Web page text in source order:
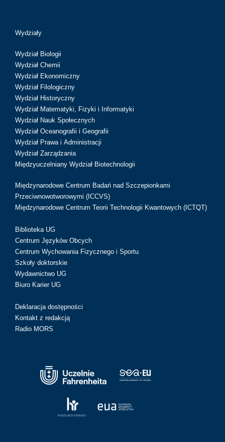
Wydziały
Wydział Biologii
Wydział Chemii
Wydział Ekonomiczny
Wydział Filologiczny
Wydział Historyczny
Wydział Matematyki, Fizyki i Informatyki
Wydział Nauk Społecznych
Wydział Oceanografii i Geografii
Wydział Prawa i Administracji
Wydział Zarządzania
Międzyuczelniany Wydział Biotechnologii
Międzynarodowe Centrum Badań nad Szczepionkami
Przeciwnowotworowymi (ICCVS)
Międzynarodowe Centrum Teorii Technologii Kwantowych (ICTQT)
Biblioteka UG
Centrum Języków Obcych
Centrum Wychowania Fizycznego i Sportu
Szkoły doktorskie
Wydawnictwo UG
Biuro Karier UG
Deklaracja dostępności
Kontakt z redakcją
Radio MORS